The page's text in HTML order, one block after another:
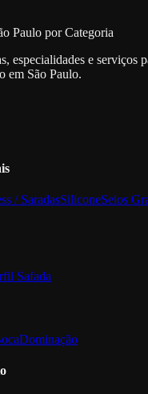
Paulo por Categoria
especialidades e serviços
em São Paulo.
/ SaradasSiliconeSeios
Safada
Dominação